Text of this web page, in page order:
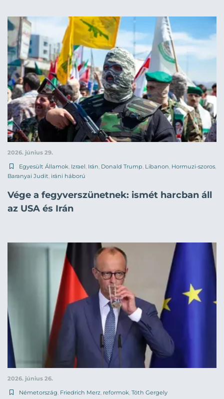
2026. június 29.
Egyesült Államok, Izrael, Irán, Donald Trump, Libanon, Hormuzi-szoros,
Baranyai Judit, iráni háború
Vége a fegyverszünetnek: ismét harcban áll
az USA és Irán
2026. június 26.
Németország, Friedrich Merz, reformok, Tóth Gergely